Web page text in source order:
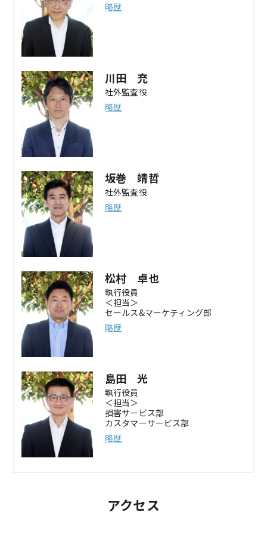
略歴
川田 充
社外監査役
略歴
坂巻 靖哲
社外監査役
略歴
松村 卓也
執行役員
＜担当＞
セールス&マーケティング部
略歴
島田 光
執行役員
＜担当＞
損害サービス部
カスタマーサービス部
略歴
アクセス